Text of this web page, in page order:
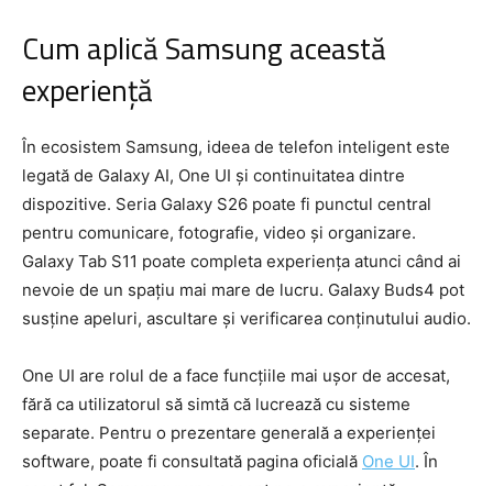
Cum aplică Samsung această
experiență
În ecosistem Samsung, ideea de telefon inteligent este
legată de Galaxy AI, One UI și continuitatea dintre
dispozitive. Seria Galaxy S26 poate fi punctul central
pentru comunicare, fotografie, video și organizare.
Galaxy Tab S11 poate completa experiența atunci când ai
nevoie de un spațiu mai mare de lucru. Galaxy Buds4 pot
susține apeluri, ascultare și verificarea conținutului audio.
One UI are rolul de a face funcțiile mai ușor de accesat,
fără ca utilizatorul să simtă că lucrează cu sisteme
separate. Pentru o prezentare generală a experienței
software, poate fi consultată pagina oficială One UI. În